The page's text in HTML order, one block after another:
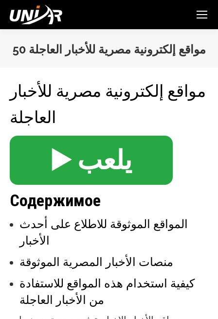
مواقع إلكترونية مصرية للأخبار العاجلة 50
مواقع إلكترونية مصرية للأخبار
العاجلة
▶️ يلعب
Содержимое
المواقع الموثوقة للاطلاع على أحدث
الأخبار
منصات الأخبار المصرية الموثوقة
كيفية استخدام هذه المواقع للاستفادة
من الأخبار العاجلة